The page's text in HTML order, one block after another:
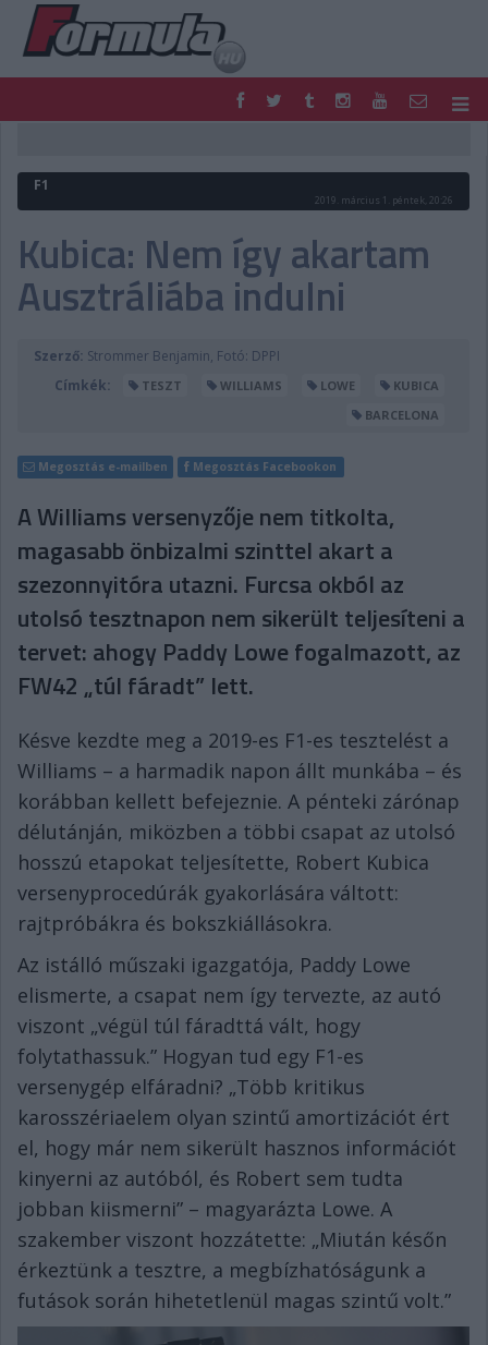
FORMULA
MOTOR
PODCAST
SHOP
LIVE
TIPPJÁTÉK
DIGITÁLIS MAGAZIN
PONTÁLLÁSOK
F1
2019. március 1. péntek, 20:26
Kubica: Nem így akartam
Ausztráliába indulni
Szerző: Strommer Benjamin, Fotó: DPPI
Címkék:
TESZT WILLIAMS LOWE
KUBICA
BARCELONA
Megosztás e-mailben Megosztás Facebookon
A Williams versenyzője nem titkolta,
magasabb önbizalmi szinttel akart a
szezonnyitóra utazni. Furcsa okból az
utolsó tesztnapon nem sikerült teljesíteni a
tervet: ahogy Paddy Lowe fogalmazott, az
FW42 „túl fáradt” lett.
Késve kezdte meg a 2019-es F1-es tesztelést a
Williams – a harmadik napon állt munkába – és
korábban kellett befejeznie. A pénteki zárónap
délutánján, miközben a többi csapat az utolsó
hosszú etapokat teljesítette, Robert Kubica
versenyprocedúrák gyakorlására váltott:
rajtpróbákra és bokszkiállásokra.
Az istálló műszaki igazgatója, Paddy Lowe
elismerte, a csapat nem így tervezte, az autó
viszont „végül túl fáradttá vált, hogy
folytathassuk.” Hogyan tud egy F1-es
versenygép elfáradni? „Több kritikus
karosszériaelem olyan szintű amortizációt ért
el, hogy már nem sikerült hasznos információt
kinyerni az autóból, és Robert sem tudta
jobban kiismerni” – magyarázta Lowe. A
szakember viszont hozzátette: „Miután későn
érkeztünk a tesztre, a megbízhatóságunk a
futások során hihetetlenül magas szintű volt.”